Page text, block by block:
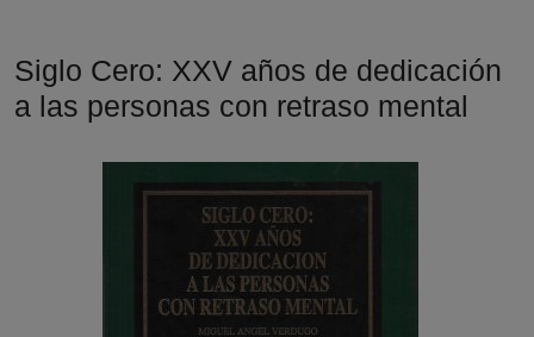
Siglo Cero: XXV años de dedicación
a las personas con retraso mental